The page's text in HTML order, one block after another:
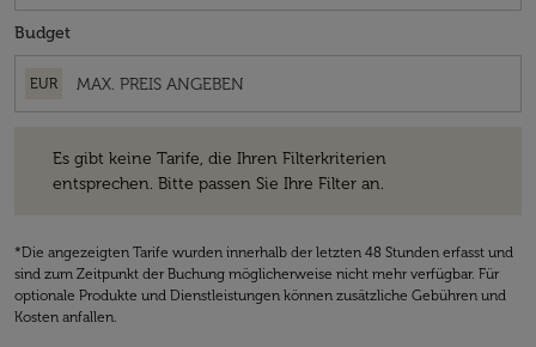
Budget
EUR
Es gibt keine Tarife, die Ihren Filterkriterien
entsprechen. Bitte passen Sie Ihre Filter an.
*Die angezeigten Tarife wurden innerhalb der letzten 48 Stunden erfasst und
sind zum Zeitpunkt der Buchung möglicherweise nicht mehr verfügbar. Für
optionale Produkte und Dienstleistungen können zusätzliche Gebühren und
Kosten anfallen.